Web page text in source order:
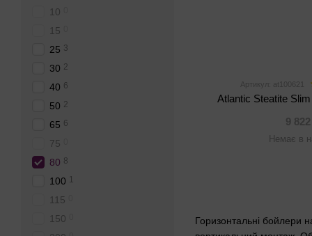
Горизонтальні бойлери
Артикул: at100621
Atlantic Steatitе
9
Немає в
10
15
25 3
30 2
40 6
50 2
65 6
75
80 8
100 1
115
150